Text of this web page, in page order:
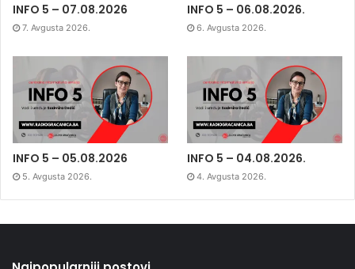
INFO 5 – 07.08.2026
7. Avgusta 2026.
INFO 5 – 06.08.2026.
6. Avgusta 2026.
INFO 5 – 05.08.2026
5. Avgusta 2026.
INFO 5 – 04.08.2026.
4. Avgusta 2026.